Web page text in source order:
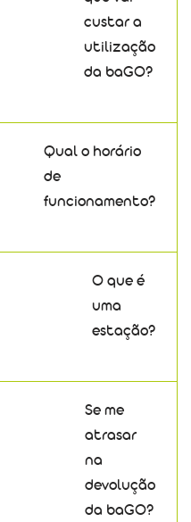
custar a
utilização
da baGO?
Qual o horário
de
funcionamento?
O que é
uma
estação?
Se me
atrasar
na
devolução
da baGO?